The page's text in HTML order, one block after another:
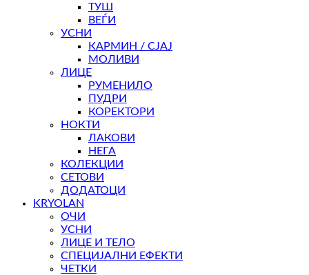
ТУШ
ВЕЃИ
УСНИ
КАРМИН / СЈАЈ
МОЛИВИ
ЛИЦЕ
РУМЕНИЛО
ПУДРИ
КОРЕКТОРИ
НОКТИ
ЛАКОВИ
НЕГА
КОЛЕКЦИИ
СЕТОВИ
ДОДАТОЦИ
KRYOLAN
ОЧИ
УСНИ
ЛИЦЕ И ТЕЛО
СПЕЦИЈАЛНИ ЕФЕКТИ
ЧЕТКИ